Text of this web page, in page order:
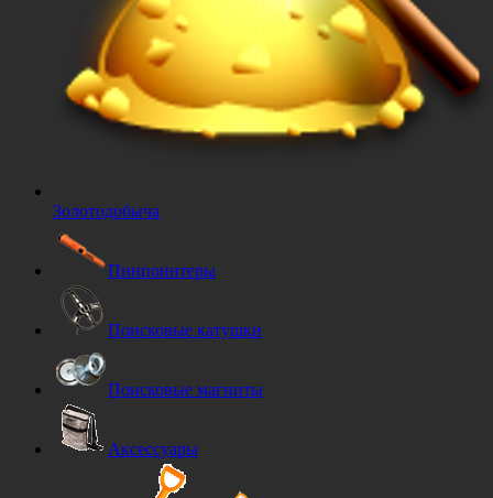
Золотодобыча
Пинпоинтеры
Поисковые катушки
Поисковые магниты
Аксессуары